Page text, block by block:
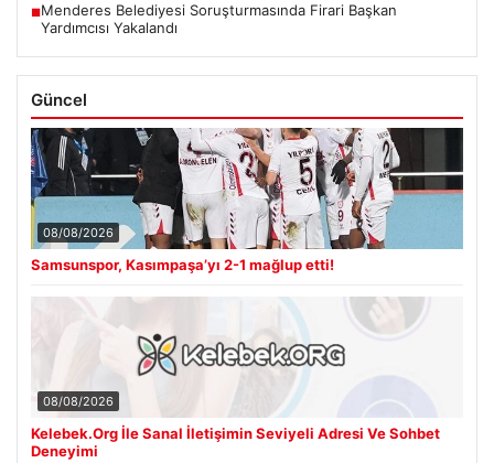
■Menderes Belediyesi Soruşturmasında Firari Başkan
Yardımcısı Yakalandı
Güncel
08/08/2026
Samsunspor, Kasımpaşa’yı 2-1 mağlup etti!
08/08/2026
Kelebek.Org İle Sanal İletişimin Seviyeli Adresi Ve Sohbet
Deneyimi